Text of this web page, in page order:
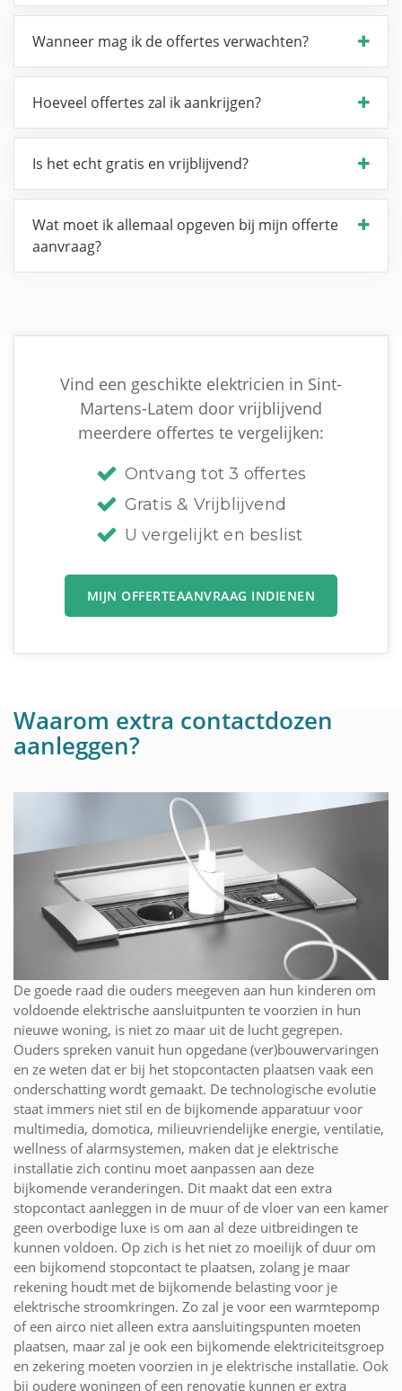
Wanneer mag ik de offertes verwachten?
Hoeveel offertes zal ik aankrijgen?
Is het echt gratis en vrijblijvend?
Wat moet ik allemaal opgeven bij mijn offerte
aanvraag?
Vind een geschikte elektricien in Sint-
Martens-Latem door vrijblijvend
meerdere offertes te vergelijken:
Ontvang tot 3 offertes
Gratis & Vrijblijvend
U vergelijkt en beslist
MIJN OFFERTEAANVRAAG INDIENEN
Waarom extra contactdozen
aanleggen?
De goede raad die ouders meegeven aan hun kinderen om
voldoende elektrische aansluitpunten te voorzien in hun
nieuwe woning, is niet zo maar uit de lucht gegrepen.
Ouders spreken vanuit hun opgedane (ver)bouwervaringen
en ze weten dat er bij het stopcontacten plaatsen vaak een
onderschatting wordt gemaakt. De technologische evolutie
staat immers niet stil en de bijkomende apparatuur voor
multimedia, domotica, milieuvriendelijke energie, ventilatie,
wellness of alarmsystemen, maken dat je elektrische
installatie zich continu moet aanpassen aan deze
bijkomende veranderingen. Dit maakt dat een extra
stopcontact aanleggen in de muur of de vloer van een kamer
geen overbodige luxe is om aan al deze uitbreidingen te
kunnen voldoen. Op zich is het niet zo moeilijk of duur om
een bijkomend stopcontact te plaatsen, zolang je maar
rekening houdt met de bijkomende belasting voor je
elektrische stroomkringen. Zo zal je voor een warmtepomp
of een airco niet alleen extra aansluitingspunten moeten
plaatsen, maar zal je ook een bijkomende elektriciteitsgroep
en zekering moeten voorzien in je elektrische installatie. Ook
bij oudere woningen of een renovatie kunnen er extra